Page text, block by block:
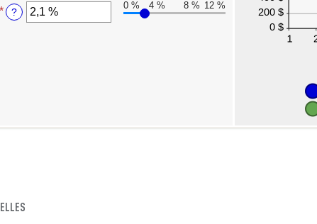
1
et
montant
entre
*Entrez
un
?
0 % 4 % 8 % 12 %